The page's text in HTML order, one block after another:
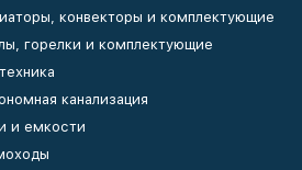
конвекторы и комплектующие
горелки и комплектующие
канализация
и емкости